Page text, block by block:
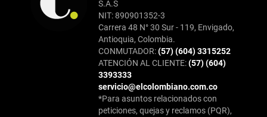
S.A.S
NIT: 890901352-3
Carrera 48 N° 30 Sur - 119, Envigado,
Antioquia, Colombia.
CONMUTADOR:(57) (604) 3315252
ATENCIÓN AL CLIENTE:(57) (604)
3393333
servicio@elcolombiano.com.co
*Para asuntos relacionados con
peticiones, quejas y reclamos (PQR),